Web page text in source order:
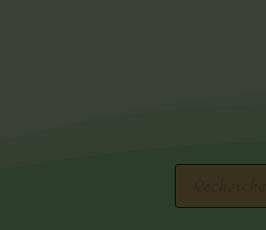
Recherche
produits